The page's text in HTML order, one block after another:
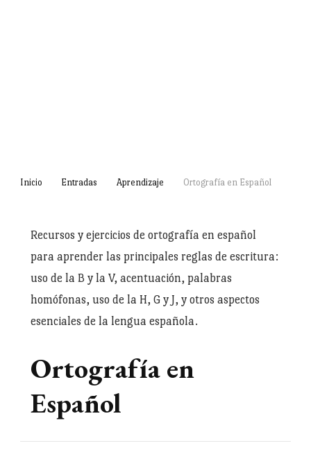
Inicio Entradas Aprendizaje Ortografía en Español
Recursos y ejercicios de ortografía en español
para aprender las principales reglas de escritura:
uso de la B y la V, acentuación, palabras
homófonas, uso de la H, G y J, y otros aspectos
esenciales de la lengua española.
Ortografía en
Español